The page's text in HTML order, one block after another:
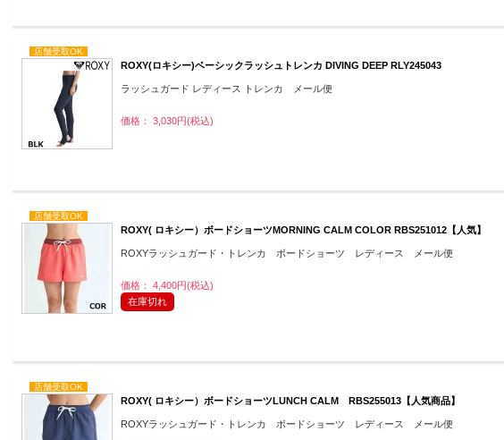
店舗受取OK
ROXY(ロキシー)ベーシックラッシュトレンカ DIVING DEEP RLY245043
ラッシュガード レディース トレンカ メール便
価格： 3,030円(税込)
店舗受取OK
ROXY( ロキシー）ボードショーツMORNING CALM COLOR RBS251012【人気】
ROXYラッシュガード・トレンカ ボードショーツ レディース メール便
価格： 4,400円(税込)
在庫切れ
店舗受取OK
ROXY( ロキシー）ボードショーツLUNCH CALM RBS255013【人気商品】
ROXYラッシュガード・トレンカ ボードショーツ レディース メール便